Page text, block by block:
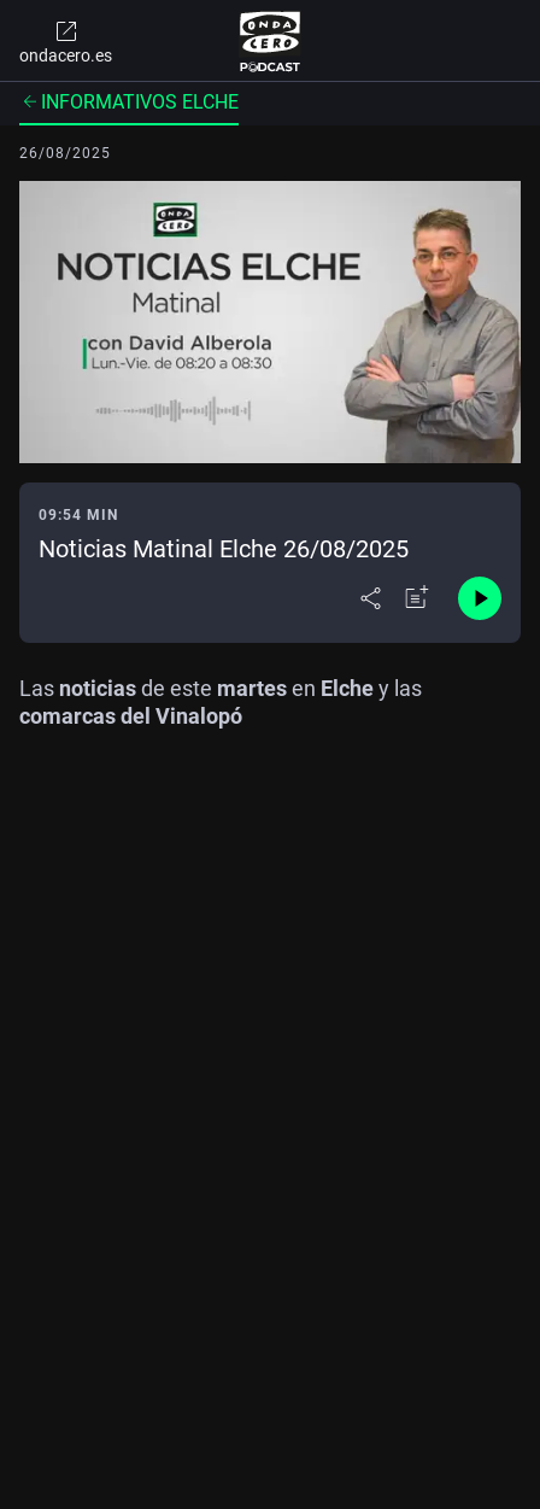
ondacero.es
INFORMATIVOS ELCHE
26/08/2025
09:54 MIN
Noticias Matinal Elche 26/08/2025
Las noticiasde este martesen Elchey las
comarcas del Vinalopó